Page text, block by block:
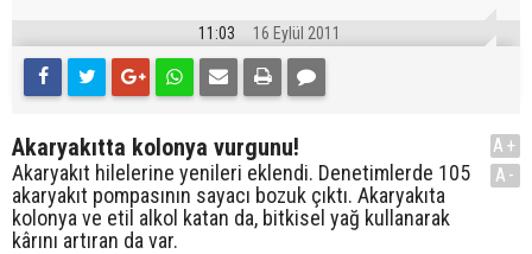
11:03 16 Eylül 2011
Akaryakıtta kolonya vurgunu!
Akaryakıt hilelerine yenileri eklendi. Denetimlerde 105
akaryakıt pompasının sayacı bozuk çıktı. Akaryakıta
kolonya ve etil alkol katan da, bitkisel yağ kullanarak
kârını artıran da var.
A+
A-